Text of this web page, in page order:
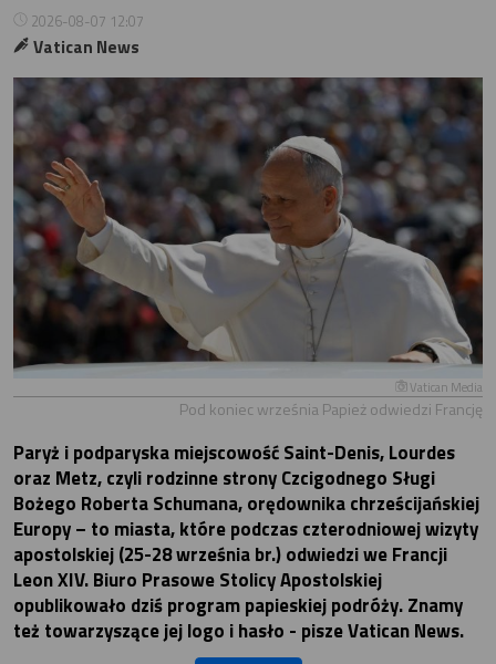
2026-08-07 12:07
Vatican News
Vatican Media
Pod koniec września Papież odwiedzi Francję
Paryż i podparyska miejscowość Saint-Denis, Lourdes
oraz Metz, czyli rodzinne strony Czcigodnego Sługi
Bożego Roberta Schumana, orędownika chrześcijańskiej
Europy – to miasta, które podczas czterodniowej wizyty
apostolskiej (25-28 września br.) odwiedzi we Francji
Leon XIV. Biuro Prasowe Stolicy Apostolskiej
opublikowało dziś program papieskiej podróży. Znamy
też towarzyszące jej logo i hasło - pisze Vatican News.